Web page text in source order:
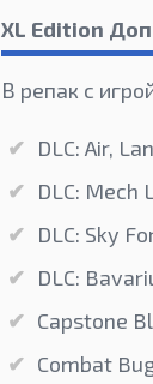
XL Edition
В репак с
DLC: Air,
DLC: Mech
DLC: Sky
DLC:
Capstone
Combat